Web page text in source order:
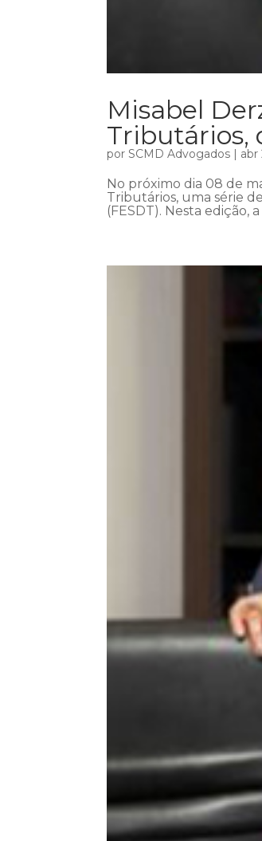
Misabel
Tributários,
porSCMD Advogados | abr
No próximo dia 08 de
Tributários, uma série
(FESDT). Nesta edição,